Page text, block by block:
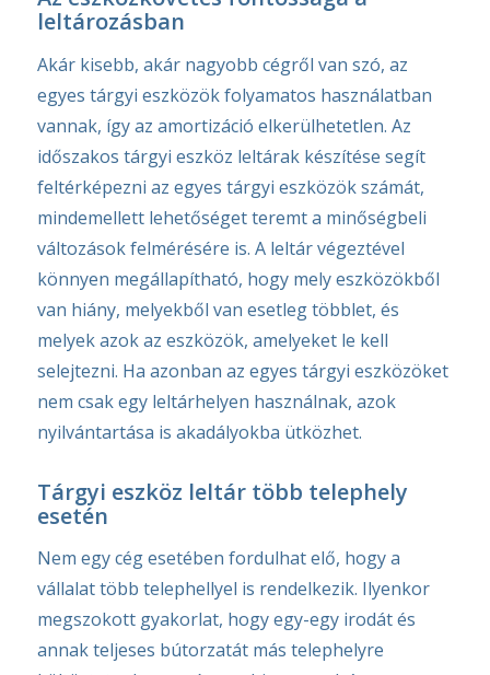
leltározásban
Akár kisebb, akár nagyobb cégről van szó, az
egyes tárgyi eszközök folyamatos használatban
vannak, így az amortizáció elkerülhetetlen. Az
időszakos tárgyi eszköz leltárak készítése segít
feltérképezni az egyes tárgyi eszközök számát,
mindemellett lehetőséget teremt a minőségbeli
változások felmérésére is. A leltár végeztével
könnyen megállapítható, hogy mely eszközökből
van hiány, melyekből van esetleg többlet, és
melyek azok az eszközök, amelyeket le kell
selejtezni. Ha azonban az egyes tárgyi eszközöket
nem csak egy leltárhelyen használnak, azok
nyilvántartása is akadályokba ütközhet.
Tárgyi eszköz leltár több telephely
esetén
Nem egy cég esetében fordulhat elő, hogy a
vállalat több telephellyel is rendelkezik. Ilyenkor
megszokott gyakorlat, hogy egy-egy irodát és
annak teljeses bútorzatát más telephelyre